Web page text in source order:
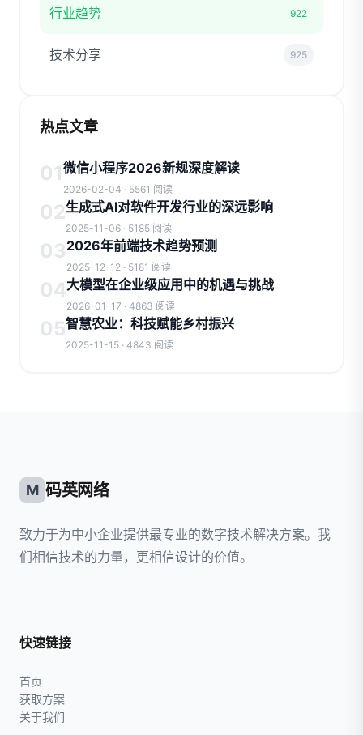
行业趋势 922
技术分享 925
热点文章
01微信小程序2026新规深度解读
2026-02-04 · 5561 阅读
02生成式AI对软件开发行业的深远影响
2025-11-06 · 5185 阅读
032026年前端技术趋势预测
2025-12-12 · 5181 阅读
04大模型在企业级应用中的机遇与挑战
2026-01-17 · 4863 阅读
05智慧农业：科技赋能乡村振兴
2025-11-15 · 4843 阅读
M 码英网络
致力于为中小企业提供最专业的数字技术解决方案。我
们相信技术的力量，更相信设计的价值。
快速链接
首页
获取方案
关于我们